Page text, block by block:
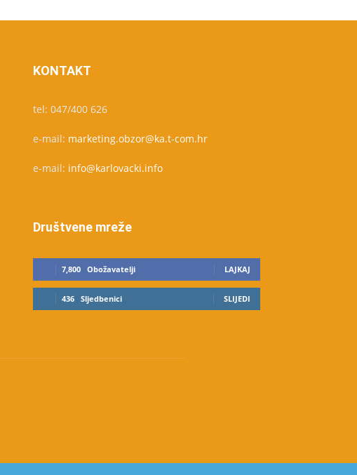
KONTAKT
tel: 047/400 626
e-mail: marketing.obzor@ka.t-com.hr
e-mail: info@karlovacki.info
Društvene mreže
7,800 Obožavatelji LAJKAJ
436 Sljedbenici SLIJEDI